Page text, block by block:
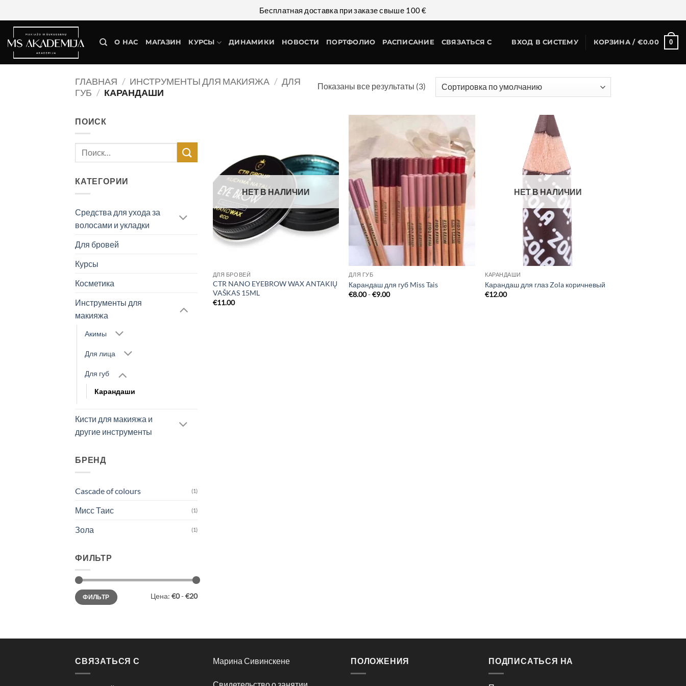
Бесплатная доставка при заказе свыше 100 €
О НАС МАГАЗИН КУРСЫ ДИНАМИКИ НОВОСТИ ПОРТФОЛИО РАСПИСАНИЕ СВЯЗАТЬСЯ С ВХОД В СИСТЕМУ КОРЗИНА / €0.00 0
ГЛАВНАЯ / ИНСТРУМЕНТЫ ДЛЯ МАКИЯЖА / ДЛЯ
ГУБ / КАРАНДАШИ
Показаны все результаты (3)
ПОИСК
КАТЕГОРИИ
Средства для ухода за
волосами и укладки
Для бровей
Курсы
Косметика
Инструменты для
макияжа
Акимы
Для лица
Для губ
Карандаши
Кисти для макияжа и
другие инструменты
БРЕНД
Cascade of colours (1)
Мисс Таис (1)
Зола (1)
ФИЛЬТР
ФИЛЬТР Цена: €0-€20
НЕТ В НАЛИЧИИ
ДЛЯ БРОВЕЙ
CTR NANO EYEBROW WAX ANTAKIŲ
VAŠKAS 15ML
€11.00
ДЛЯ ГУБ
Карандаш для губ Miss Tais
€8.00- €9.00
НЕТ В НАЛИЧИИ
КАРАНДАШИ
Карандаш для глаз Zola коричневый
€12.00
СВЯЗАТЬСЯ С Марина Сивинскене ПОЛОЖЕНИЯ ПОДПИСАТЬСЯ НА